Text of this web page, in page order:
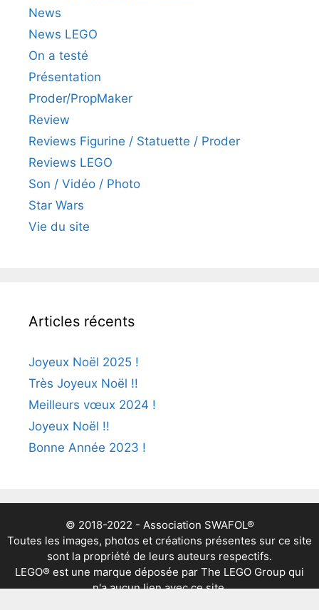
News
News LEGO
On a testé
Présentation
Proder/PropMaker
Review
Reviews Figurine / Statuette / Proder
Reviews LEGO
Son / Vidéo / Photo
Star Wars
Vie du site
Articles récents
Joyeux Noël 2025 !
Très Joyeux Noël !!
Meilleurs vœux 2024 !
Joyeux Noël !!
Bonne Année 2023 !
© 2018-2022 - Association SWAFOL®
Toutes les images, photos et créations présentes sur ce site
sont la propriété de leurs auteurs respectifs.
LEGO® est une marque déposée par The LEGO Group qui
n'a aucun lien avec ce site.